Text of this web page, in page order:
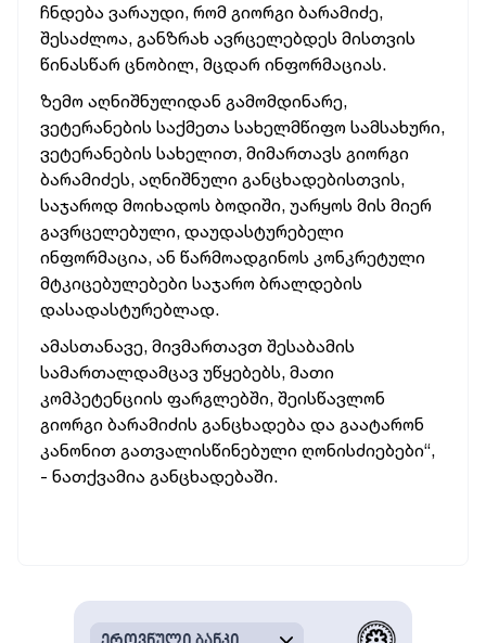
ჩნდება ვარაუდი, რომ გიორგი ბარამიძე,
შესაძლოა, განზრახ ავრცელებდეს მისთვის
წინასწარ ცნობილ, მცდარ ინფორმაციას.
ზემო აღნიშნულიდან გამომდინარე,
ვეტერანების საქმეთა სახელმწიფო სამსახური,
ვეტერანების სახელით, მიმართავს გიორგი
ბარამიძეს, აღნიშნული განცხადებისთვის,
საჯაროდ მოიხადოს ბოდიში, უარყოს მის მიერ
გავრცელებული, დაუდასტურებელი
ინფორმაცია, ან წარმოადგინოს კონკრეტული
მტკიცებულებები საჯარო ბრალდების
დასადასტურებლად.
ამასთანავე, მივმართავთ შესაბამის
სამართალდამცავ უწყებებს, მათი
კომპეტენციის ფარგლებში, შეისწავლონ
გიორგი ბარამიძის განცხადება და გაატარონ
კანონით გათვალისწინებული ღონისძიებები“,
- ნათქვამია განცხადებაში.